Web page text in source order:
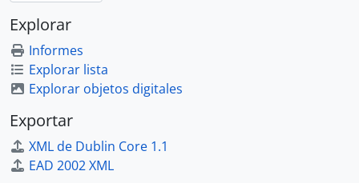
Explorar
Informes
Explorar lista
Explorar objetos digitales
Exportar
XML de Dublin Core 1.1
EAD 2002 XML